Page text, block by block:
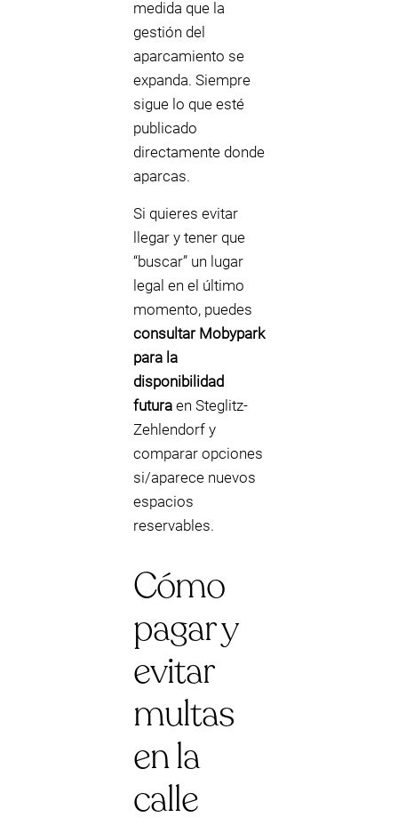
medida que la
gestión del
aparcamiento se
expanda. Siempre
sigue lo que esté
publicado
directamente donde
aparcas.
Si quieres evitar
llegar y tener que
“buscar” un lugar
legal en el último
momento, puedes
consultar Mobypark
para la
disponibilidad
futura en Steglitz-
Zehlendorf y
comparar opciones
si/aparece nuevos
espacios
reservables.
Cómo
pagar y
evitar
multas
en la
calle